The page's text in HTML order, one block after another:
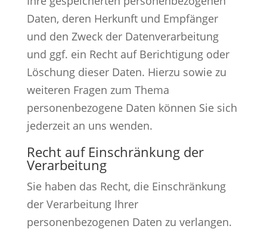
Daten, deren Herkunft und Empfänger
und den Zweck der Datenverarbeitung
und ggf. ein Recht auf Berichtigung oder
Löschung dieser Daten. Hierzu sowie zu
weiteren Fragen zum Thema
personenbezogene Daten können Sie sich
jederzeit an uns wenden.
Recht auf Einschränkung der
Verarbeitung
Sie haben das Recht, die Einschränkung
der Verarbeitung Ihrer
personenbezogenen Daten zu verlangen.